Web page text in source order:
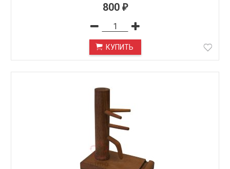
800 ₽
КУПИТЬ